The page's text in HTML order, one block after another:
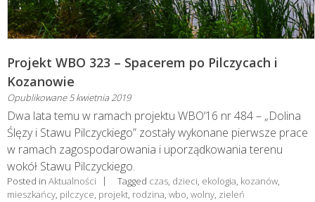
Projekt WBO 323 – Spacerem po Pilczycach i
Kozanowie
Opublikowane5 kwietnia 2019
Dwa lata temu w ramach projektu WBO’16 nr 484 – „Dolina
Ślęzy i Stawu Pilczyckiego” zostały wykonane pierwsze prace
w ramach zagospodarowania i uporządkowania terenu
wokół Stawu Pilczyckiego.
Posted in Aktualności Tagged czas, dzieci, ekologia, kozanów,
mieszkańcy, pilczyce, projekt, rodzina, wbo, wolny, zieleń